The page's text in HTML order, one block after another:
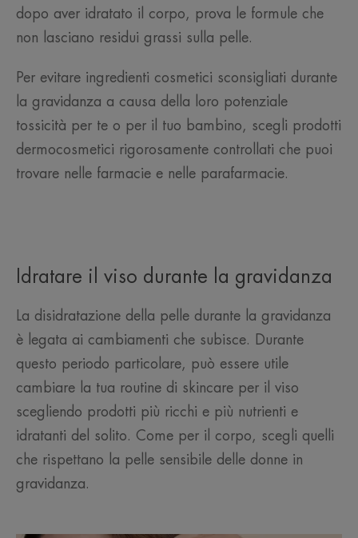
dopo aver idratato il corpo, prova le formule che
non lasciano residui grassi sulla pelle.
Per evitare ingredienti cosmetici sconsigliati durante
la gravidanza a causa della loro potenziale
tossicità per te o per il tuo bambino, scegli prodotti
dermocosmetici rigorosamente controllati che puoi
trovare nelle farmacie e nelle parafarmacie.
Idratare il viso durante la gravidanza
La disidratazione della pelle durante la gravidanza
è legata ai cambiamenti che subisce. Durante
questo periodo particolare, può essere utile
cambiare la tua routine di skincare per il viso
scegliendo prodotti più ricchi e più nutrienti e
idratanti del solito. Come per il corpo, scegli quelli
che rispettano la pelle sensibile delle donne in
gravidanza.